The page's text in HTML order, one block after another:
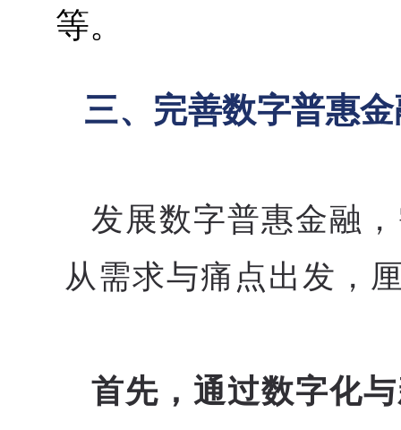
等。
三、完善数字普惠
发展数字普惠金融
从需求与痛点出发，
首先，通过数字化